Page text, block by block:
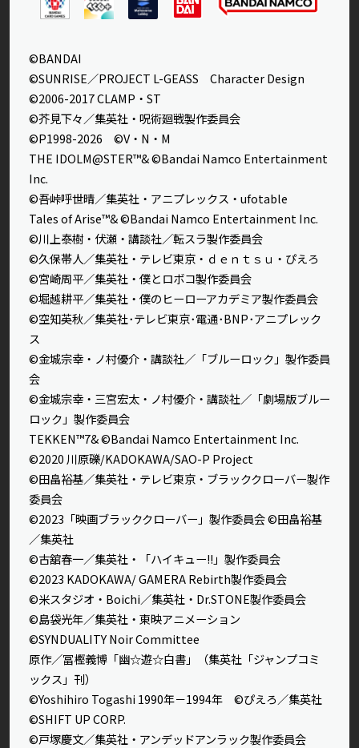
©BANDAI
©SUNRISE／PROJECT L-GEASS Character Design
©2006-2017 CLAMP・ST
©芥見下々／集英社・呪術廻戦製作委員会
©P1998-2026 ©V・N・M
THE IDOLM@STER™& ©Bandai Namco Entertainment
Inc.
©吾峠呼世晴／集英社・アニプレックス・ufotable
Tales of Arise™& ©Bandai Namco Entertainment Inc.
©川上泰樹・伏瀬・講談社／転スラ製作委員会
©久保帯人／集英社・テレビ東京・ｄｅｎｔｓｕ・ぴえろ
©宮崎周平／集英社・僕とロボコ製作委員会
©堀越耕平／集英社・僕のヒーローアカデミア製作委員会
©空知英秋／集英社･テレビ東京･電通･BNP･アニプレック
ス
©金城宗幸・ノ村優介・講談社／「ブルーロック」製作委員
会
©金城宗幸・三宮宏太・ノ村優介・講談社／「劇場版ブルー
ロック」製作委員会
TEKKEN™7& ©Bandai Namco Entertainment Inc.
©2020 川原礫/KADOKAWA/SAO-P Project
©田畠裕基／集英社・テレビ東京・ブラッククローバー製作
委員会
©2023「映画ブラッククローバー」製作委員会 ©田畠裕基
／集英社
©古舘春一／集英社・「ハイキュー!!」製作委員会
©2023 KADOKAWA/ GAMERA Rebirth製作委員会
©米スタジオ・Boichi／集英社・Dr.STONE製作委員会
©島袋光年／集英社・東映アニメーション
©SYNDUALITY Noir Committee
原作／冨樫義博「幽☆遊☆白書」（集英社「ジャンプコミ
ックス」刊）
©Yoshihiro Togashi 1990年－1994年 ©ぴえろ／集英社
©SHIFT UP CORP.
©戸塚慶文／集英社・アンデッドアンラック製作委員会